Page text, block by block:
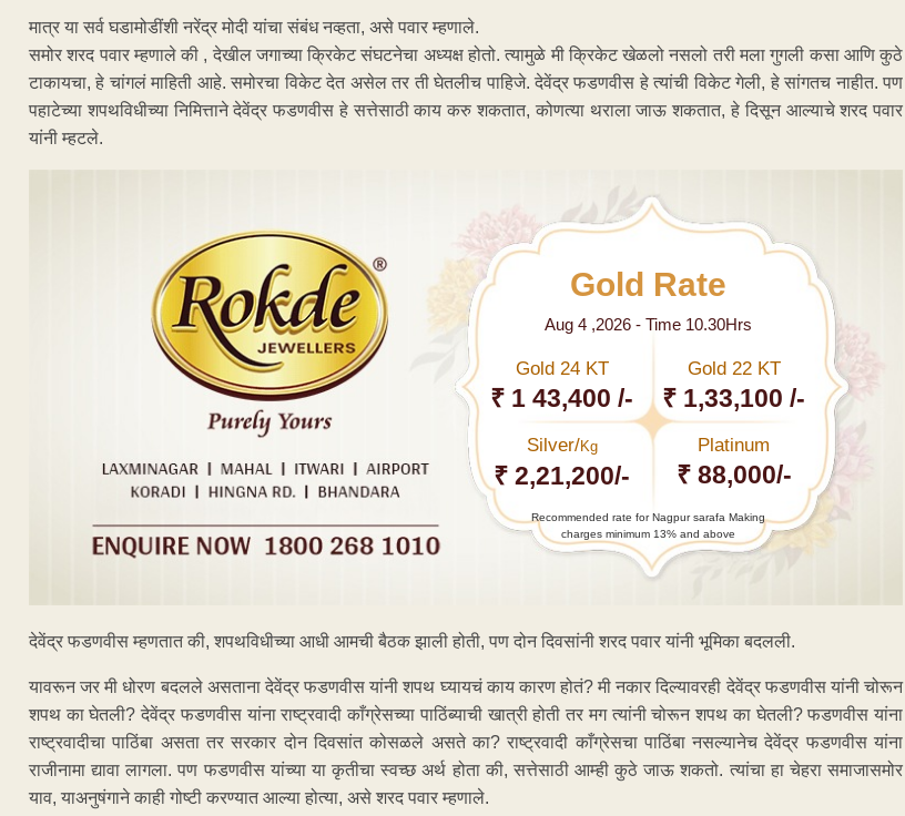
मात्र या सर्व घडामोडींशी नरेंद्र मोदी यांचा संबंध नव्हता, असे पवार म्हणाले.
समोर शरद पवार म्हणाले की , देखील जगाच्या क्रिकेट संघटनेचा अध्यक्ष होतो. त्यामुळे मी क्रिकेट खेळलो नसलो तरी मला गुगली कसा आणि कुठे
टाकायचा, हे चांगलं माहिती आहे. समोरचा विकेट देत असेल तर ती घेतलीच पाहिजे. देवेंद्र फडणवीस हे त्यांची विकेट गेली, हे सांगतच नाहीत. पण
पहाटेच्या शपथविधीच्या निमित्ताने देवेंद्र फडणवीस हे सत्तेसाठी काय करु शकतात, कोणत्या थराला जाऊ शकतात, हे दिसून आल्याचे शरद पवार
यांनी म्हटले.
Gold Rate
Aug 4 ,2026 - Time 10.30Hrs
Gold 24 KT
₹ 1 43,400 /-
Gold 22 KT
₹ 1,33,100 /-
Silver/Kg
₹ 2,21,200/-
Platinum
₹ 88,000/-
Recommended rate for Nagpur sarafa Making
charges minimum 13% and above
देवेंद्र फडणवीस म्हणतात की, शपथविधीच्या आधी आमची बैठक झाली होती, पण दोन दिवसांनी शरद पवार यांनी भूमिका बदलली.
यावरून जर मी धोरण बदलले असताना देवेंद्र फडणवीस यांनी शपथ घ्यायचं काय कारण होतं? मी नकार दिल्यावरही देवेंद्र फडणवीस यांनी चोरून
शपथ का घेतली? देवेंद्र फडणवीस यांना राष्ट्रवादी काँग्रेसच्या पाठिंब्याची खात्री होती तर मग त्यांनी चोरून शपथ का घेतली? फडणवीस यांना
राष्ट्रवादीचा पाठिंबा असता तर सरकार दोन दिवसांत कोसळले असते का? राष्ट्रवादी काँग्रेसचा पाठिंबा नसल्यानेच देवेंद्र फडणवीस यांना
राजीनामा द्यावा लागला. पण फडणवीस यांच्या या कृतीचा स्वच्छ अर्थ होता की, सत्तेसाठी आम्ही कुठे जाऊ शकतो. त्यांचा हा चेहरा समाजासमोर
याव, याअनुषंगाने काही गोष्टी करण्यात आल्या होत्या, असे शरद पवार म्हणाले.